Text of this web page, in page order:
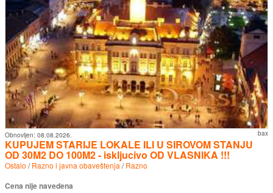
bax
Obnovljen: 08.08.2026.
KUPUJEM STARIJE LOKALE ILI U SIROVOM STANJU
OD 30M2 DO 100M2 - iskljucivo OD VLASNIKA !!!
Ostalo /Razno i javna obaveštenja /Razno
Cena nije navedena